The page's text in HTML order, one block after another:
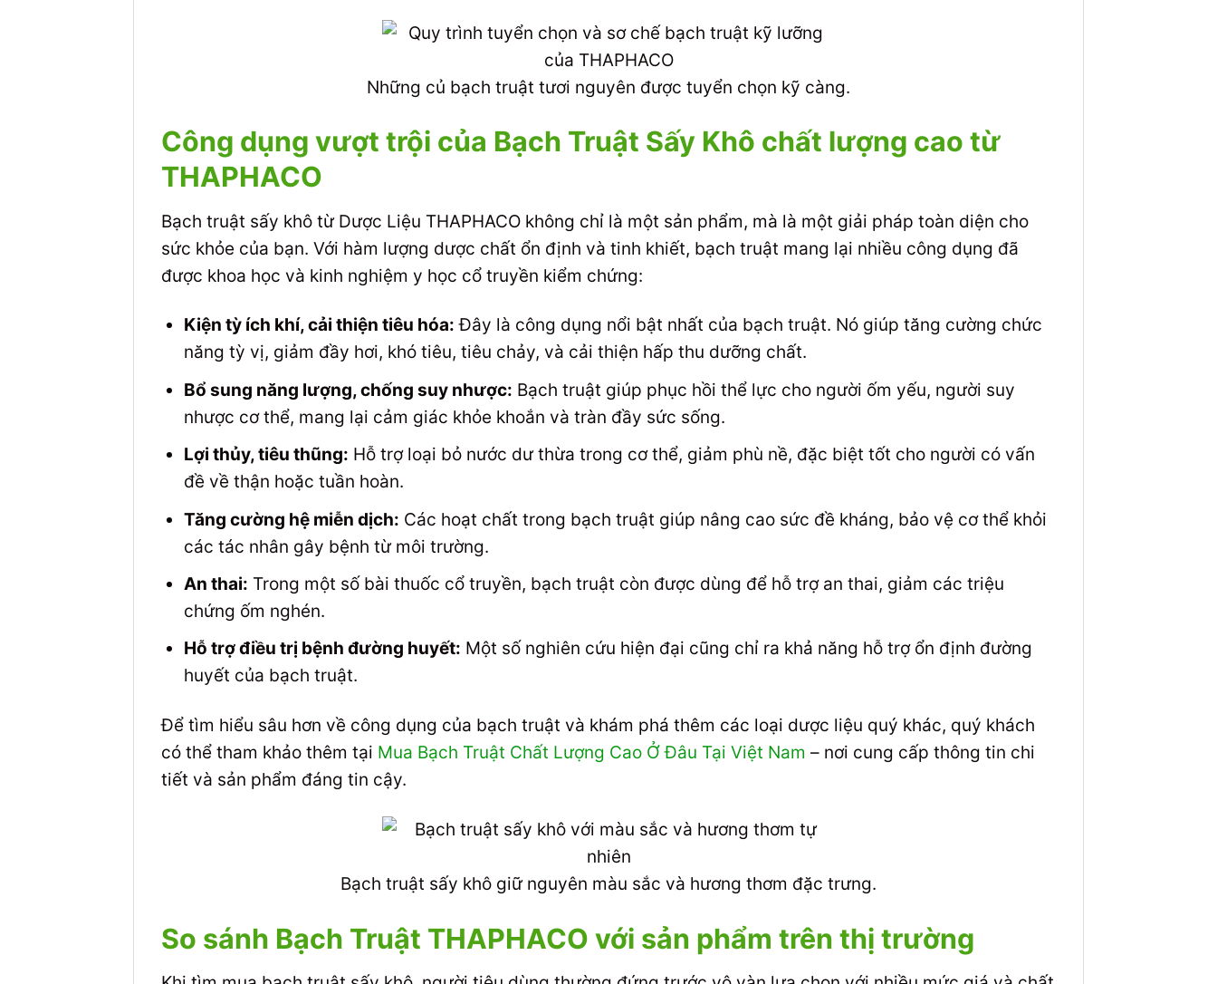
Những củ bạch truật tươi nguyên được tuyển chọn kỹ càng.
Công dụng vượt trội của Bạch Truật Sấy Khô chất lượng cao từ
THAPHACO
Bạch truật sấy khô từ Dược Liệu THAPHACO không chỉ là một sản phẩm, mà là một giải pháp toàn diện cho
sức khỏe của bạn. Với hàm lượng dược chất ổn định và tinh khiết, bạch truật mang lại nhiều công dụng đã
được khoa học và kinh nghiệm y học cổ truyền kiểm chứng:
Kiện tỳ ích khí, cải thiện tiêu hóa: Đây là công dụng nổi bật nhất của bạch truật. Nó giúp tăng cường chức
năng tỳ vị, giảm đầy hơi, khó tiêu, tiêu chảy, và cải thiện hấp thu dưỡng chất.
Bổ sung năng lượng, chống suy nhược: Bạch truật giúp phục hồi thể lực cho người ốm yếu, người suy
nhược cơ thể, mang lại cảm giác khỏe khoắn và tràn đầy sức sống.
Lợi thủy, tiêu thũng: Hỗ trợ loại bỏ nước dư thừa trong cơ thể, giảm phù nề, đặc biệt tốt cho người có vấn
đề về thận hoặc tuần hoàn.
Tăng cường hệ miễn dịch: Các hoạt chất trong bạch truật giúp nâng cao sức đề kháng, bảo vệ cơ thể khỏi
các tác nhân gây bệnh từ môi trường.
An thai: Trong một số bài thuốc cổ truyền, bạch truật còn được dùng để hỗ trợ an thai, giảm các triệu
chứng ốm nghén.
Hỗ trợ điều trị bệnh đường huyết: Một số nghiên cứu hiện đại cũng chỉ ra khả năng hỗ trợ ổn định đường
huyết của bạch truật.
Để tìm hiểu sâu hơn về công dụng của bạch truật và khám phá thêm các loại dược liệu quý khác, quý khách
có thể tham khảo thêm tại Mua Bạch Truật Chất Lượng Cao Ở Đâu Tại Việt Nam – nơi cung cấp thông tin chi
tiết và sản phẩm đáng tin cậy.
Bạch truật sấy khô giữ nguyên màu sắc và hương thơm đặc trưng.
So sánh Bạch Truật THAPHACO với sản phẩm trên thị trường